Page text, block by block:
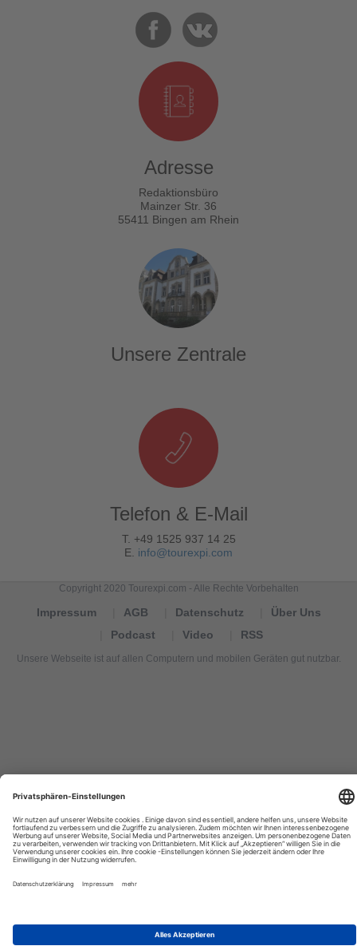
Adresse
Redaktionsbüro
Mainzer Str. 36
55411 Bingen am Rhein
Unsere Zentrale
Telefon & E-Mail
T. +49 1525 937 14 25
E. info@tourexpi.com
Copyright 2020 Tourexpi.com - Alle Rechte Vorbehalten
Impressum AGB Datenschutz
Über Uns
Podcast
Video RSS
Unsere Webseite ist auf allen Computern und mobilen Geräten gut nutzbar.
turismo,
Tourismus
Nachrichten,
новости
туризма,
travel
international